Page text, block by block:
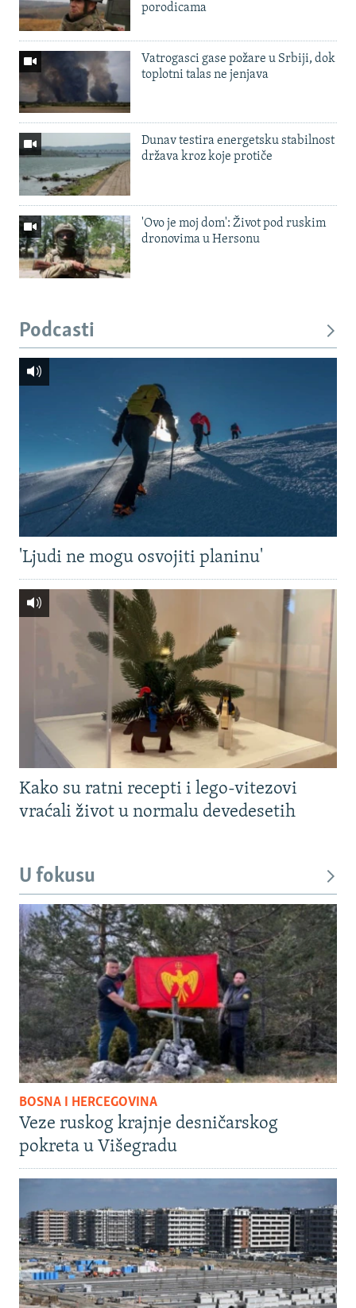
porodicama
Vatrogasci gase požare u Srbiji, dok
toplotni talas ne jenjava
Dunav testira energetsku stabilnost
država kroz koje protiče
'Ovo je moj dom': Život pod ruskim
dronovima u Hersonu
Podcasti
'Ljudi ne mogu osvojiti planinu'
Kako su ratni recepti i lego-vitezovi
vraćali život u normalu devedesetih
U fokusu
BOSNA I HERCEGOVINA
Veze ruskog krajnje desničarskog
pokreta u Višegradu